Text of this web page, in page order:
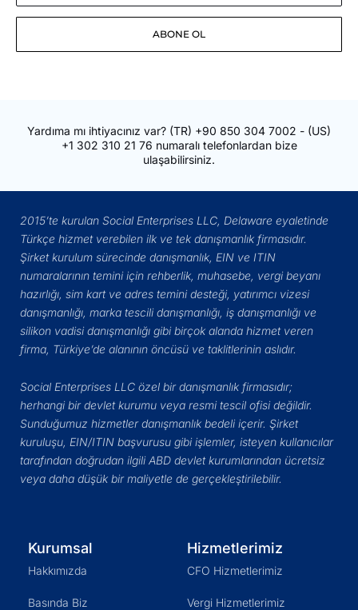
Posta
ABONE OL
Yardıma mı ihtiyacınız var? (TR) +90 850 304 7002 - (US)
+1 302 310 21 76 numaralı telefonlardan bize
ulaşabilirsiniz.
2015’te kurulan Social Enterprises LLC, Delaware eyaletinde
Türkçe hizmet verebilen ilk ve tek danışmanlık firmasıdır.
Şirket kurulum sürecinde danışmanlık, EIN ve ITIN
numaralarının temini için rehberlik, muhasebe, vergi beyanı
hazırlığı, sim kart ve adres temini desteği, yatırımcı vizesi
danışmanlığı, marka tescili danışmanlığı, iş danışmanlığı ve
silikon vadisi danışmanlığı gibi birçok alanda hizmet veren
firma, Türkiye’de alanının öncüsü ve taklitlerinin aslıdır.
Social Enterprises LLC özel bir danışmanlık firmasıdır;
herhangi bir devlet kurumu veya resmi tescil ofisi değildir.
Sunduğumuz hizmetler danışmanlık bedeli içerir. Şirket
kuruluşu, EIN/ITIN başvurusu gibi işlemler, isteyen kullanıcılar
tarafından doğrudan ilgili ABD devlet kurumlarından ücretsiz
veya daha düşük bir maliyetle de gerçekleştirilebilir.
Kurumsal
Hakkımızda
Basında Biz
Hizmetlerimiz
CFO Hizmetlerimiz
Vergi Hizmetlerimiz